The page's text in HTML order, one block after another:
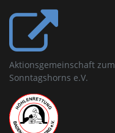
Aktionsgemeinschaft
Sonntagshorns e.V.